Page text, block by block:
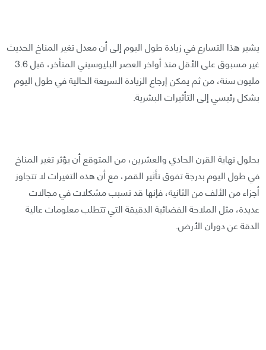
يشير هذا التسارع في زيادة طول اليوم إلى أن معدل تغير المناخ الحديث
غير مسبوق على الأقل منذ أواخر العصر البليوسيني المتأخر، قبل 3.6
مليون سنة، من ثم يمكن إرجاع الزيادة السريعة الحالية في طول اليوم
بشكل رئيسي إلى التأثيرات البشرية.
بحلول نهاية القرن الحادي والعشرين، من المتوقع أن يؤثر تغير المناخ
في طول اليوم بدرجة تفوق تأثير القمر، مع أن هذه التغيرات لا تتجاوز
أجزاء من الألف من الثانية، فإنها قد تسبب مشكلات في مجالات
عديدة، مثل الملاحة الفضائية الدقيقة التي تتطلب معلومات عالية
الدقة عن دوران الأرض.